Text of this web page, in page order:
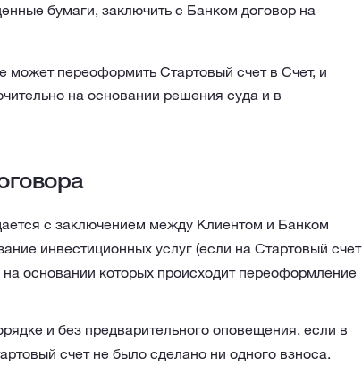
бумаги, заключить с Банком договор на
может переоформить Стартовый счет в Счет, и
на основании решения суда и в
с заключением между Клиентом и Банком
инвестиционных услуг (если на Стартовый счет
основании которых происходит переоформление
и без предварительного оповещения, если в
счет не было сделано ни одного взноса.